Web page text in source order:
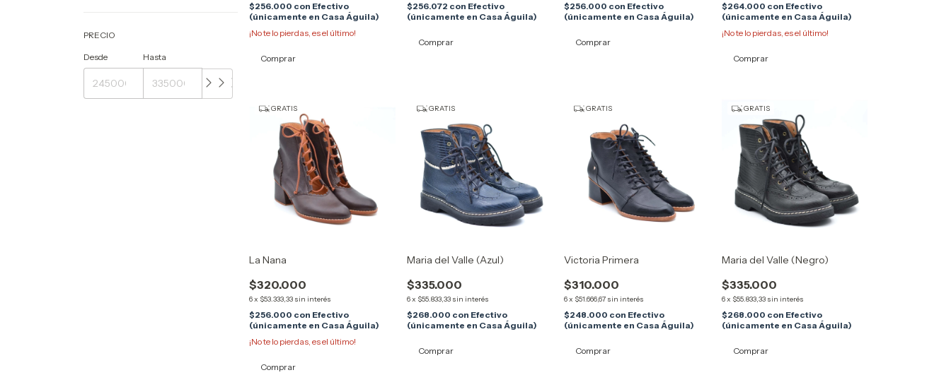
PRECIO
Desde Hasta
$256.000 con Efectivo
(únicamente en Casa Águila)
¡No te lo pierdas, es el último!
Comprar
$256.072 con Efectivo
(únicamente en Casa Águila)
Comprar
$256.000 con Efectivo
(únicamente en Casa Águila)
Comprar
$264.000 con Efectivo
(únicamente en Casa Águila)
¡No te lo pierdas, es el último!
Comprar
GRATIS
La Nana
$320.000
6x $53.333,33 sin interés
$256.000 con Efectivo
(únicamente en Casa Águila)
¡No te lo pierdas, es el último!
Comprar
GRATIS
Maria del Valle (Azul)
$335.000
6x $55.833,33 sin interés
$268.000 con Efectivo
(únicamente en Casa Águila)
Comprar
GRATIS
Victoria Primera
$310.000
6x $51.666,67 sin interés
$248.000 con Efectivo
(únicamente en Casa Águila)
Comprar
GRATIS
Maria del Valle (Negro)
$335.000
6x $55.833,33 sin interés
$268.000 con Efectivo
(únicamente en Casa Águila)
Comprar